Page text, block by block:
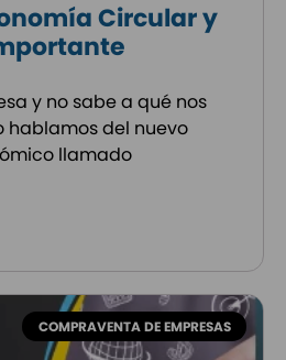
Circular y
y no sabe a qué nos
hablamos del nuevo
llamado
COMPRAVENTA DE EMPRESAS